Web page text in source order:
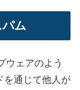
ム
ウェアのよう
を通じて他人が